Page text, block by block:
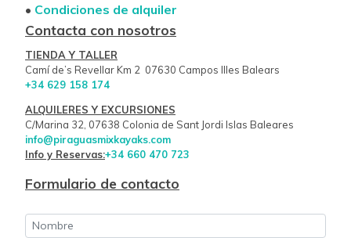
• Condiciones de alquiler
Contacta con nosotros
TIENDA Y TALLER
Camí de’s Revellar Km 2 07630 Campos Illes Balears
+34 629 158 174
ALQUILERES Y EXCURSIONES
C/Marina 32, 07638 Colonia de Sant Jordi Islas Baleares
info@piraguasmixkayaks.com
Info y Reservas:+34 660 470 723
Formulario de contacto